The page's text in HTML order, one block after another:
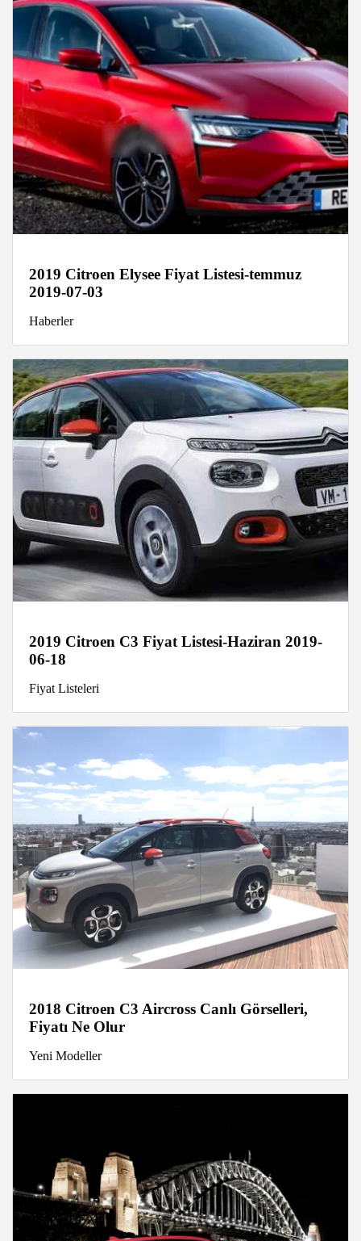
2019 Citroen Elysee Fiyat Listesi-temmuz
2019-07-03
Haberler
2019 Citroen C3 Fiyat Listesi-Haziran 2019-
06-18
Fiyat Listeleri
2018 Citroen C3 Aircross Canlı Görselleri,
Fiyatı Ne Olur
Yeni Modeller